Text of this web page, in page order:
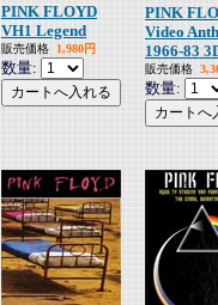
PINK FLOYD
VH1 Legend
販売価格 1,980円
数量:
PINK
Video
1966-83
販売価格
数量: